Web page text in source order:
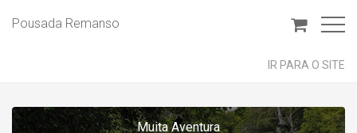
Pousada Remanso
IR PARA O SITE
Muita Aventura